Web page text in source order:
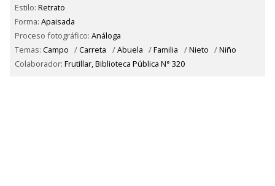
Estilo: Retrato
Forma: Apaisada
Proceso fotográfico: Análoga
Temas: Campo /Carreta /Abuela /Familia /Nieto /Niño
Colaborador: Frutillar, Biblioteca Pública N° 320